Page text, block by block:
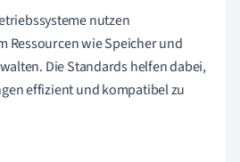
nutzen
Ressourcen wie Speicher und
Die Standards helfen dabei,
effizient und kompatibel zu